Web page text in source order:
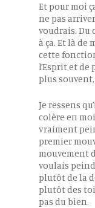
Et pour moi
ne pas
voudrais. Du
à ça. Et là de
cette
l’Esprit et
plus souvent,
Je ressens
colère en
vraiment
premier
mouvement
voulais
plutôt de la
plutôt des
pas du bien.